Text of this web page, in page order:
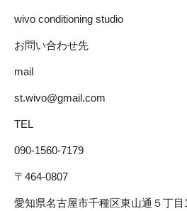
wivo conditioning studio
お問い合わせ先
mail
st.wivo@gmail.com
TEL
090-1560-7179
〒464-0807
愛知県名古屋市千種区東山通５丁目